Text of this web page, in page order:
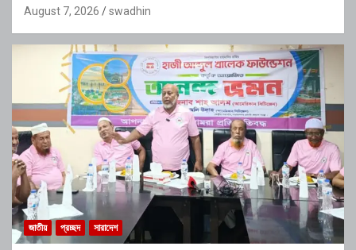
August 7, 2026 swadhin
জাতীয় প্রচ্ছদ সারাদেশ